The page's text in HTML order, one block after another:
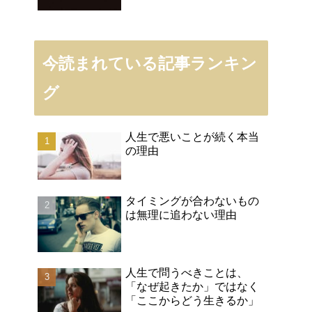
今読まれている記事ランキン
グ
人生で悪いことが続く本当
の理由
タイミングが合わないもの
は無理に追わない理由
人生で問うべきことは、
「なぜ起きたか」ではなく
「ここからどう生きるか」